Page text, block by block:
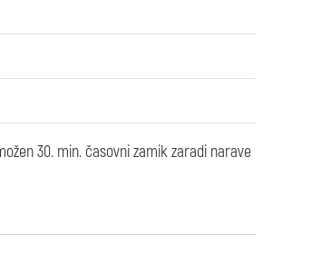
30. min. časovni zamik zaradi narave